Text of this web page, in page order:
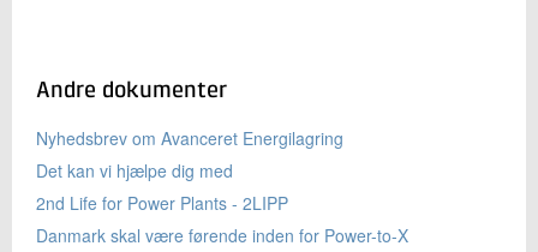
Andre dokumenter
Nyhedsbrev om Avanceret Energilagring
Det kan vi hjælpe dig med
2nd Life for Power Plants - 2LIPP
Danmark skal være førende inden for Power-to-X